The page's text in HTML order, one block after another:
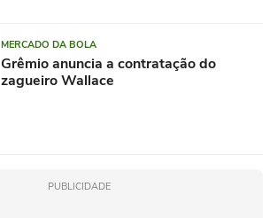
MERCADO DA BOLA
Grêmio anuncia a contratação do
zagueiro Wallace
PUBLICIDADE